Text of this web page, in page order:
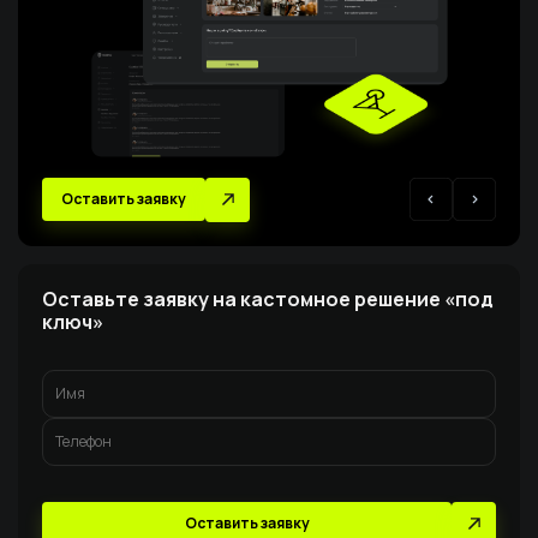
Оставить заявку
Оставьте заявку на кастомное решение «под
ключ»
Оставить заявку